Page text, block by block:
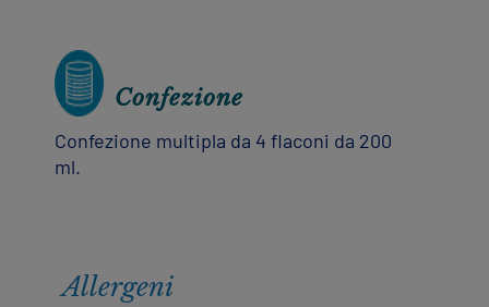
Confezione
Confezione multipla da 4 flaconi da 200
ml.
Allergeni